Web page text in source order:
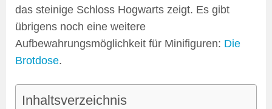
das steinige Schloss Hogwarts zeigt. Es gibt
übrigens noch eine weitere
Aufbewahrungsmöglichkeit für Minifiguren: Die
Brotdose.
Inhaltsverzeichnis